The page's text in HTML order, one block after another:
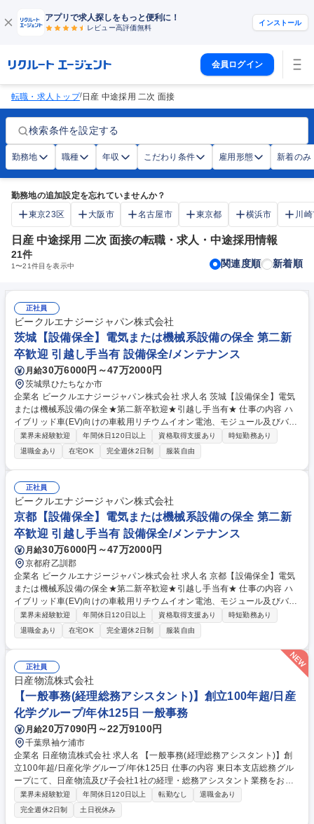
アプリで求人探しをもっと便利に！
レビュー高評価無料
インストール
会員ログイン
転職・求人トップ/日産 中途採用 二次 面接
検索条件を設定する
勤務地 職種 年収 こだわり条件 雇用形態 新着のみ
勤務地の追加設定を忘れていませんか？
東京23区
大阪市 名古屋市 東京都 横浜市 川
日産 中途採用 二次 面接の転職・求人・中途採用情報
21件
1〜21件目を表示中 関連度順 新着順
正社員
ビークルエナジージャパン株式会社
茨城【設備保全】電気または機械系設備の保全 第二新
卒歓迎 引越し手当有 設備保全/メンテナンス
月給30万6000円～47万2000円
茨城県ひたちなか市
企業名 ビークルエナジージャパン株式会社 求人名 茨城【設備保全】電気
または機械系設備の保全★第二新卒歓迎★引越し手当有★ 仕事の内容 ハ
イブリッド車(EV)向けの車載用リチウムイオン電池、モジュール及びバッ
テリーマネジメントシステムの開発、製造、および販売をしている当社に
て設備保全での業務をお任せします。★未経験歓迎★ 【詳細】OJT形式で
先輩社員から仕事を教わり、以下の業務をご経験に応じてお任せしていき
ます。■機械系・電気系設備の事後保全、予防保全、予知保全。■組立てラ
インのプロセス要因解析や対策の実施、データ解析によるトラブル未然防
止(ドカ停/チョコ停)など 【採用背景】事業拡大に伴い、保全力の強化と設
備技術系の取組みを強化＆組織拡大を企図した採用です。※建物の改変を
伴う業務は含みません。 募集職種 茨城【設備保全】電気または機械系設
備の保全★第二新卒歓迎★引越し手当有★
業界未経験歓迎 年間休日120日以上 資格取得支援あり
時短勤務あり
退職金あり
在宅OK 完全週休2日制 服装自由
正社員
ビークルエナジージャパン株式会社
京都【設備保全】電気または機械系設備の保全 第二新
卒歓迎 引越し手当有 設備保全/メンテナンス
月給30万6000円～47万2000円
京都府乙訓郡
企業名 ビークルエナジージャパン株式会社 求人名 京都【設備保全】電気
または機械系設備の保全★第二新卒歓迎★引越し手当有★ 仕事の内容 ハ
イブリッド車(EV)向けの車載用リチウムイオン電池、モジュール及びバッ
テリーマネジメントシステムの開発、製造、および販売をしている当社に
て設備保全での業務をお任せします。★未経験歓迎★ 【詳細】OJT形式で
先輩社員から仕事を教わり、以下の業務をご経験に応じてお任せしていき
ます。■機械系・電気系設備の事後保全、予防保全、予知保全。■組立てラ
インのプロセス要因解析や対策の実施、データ解析によるトラブル未然防
止(ドカ停/チョコ停)など 【採用背景】事業拡大に伴い、保全力の強化と設
備技術系の取組みを強化＆組織拡大を企図した採用です。※建物の改変を
伴う業務は含みません。 募集職種 京都【設備保全】電気または機械系設
備の保全★第二新卒歓迎★引越し手当有★
業界未経験歓迎 年間休日120日以上 資格取得支援あり
時短勤務あり
退職金あり
在宅OK 完全週休2日制 服装自由
正社員
日産物流株式会社
【一般事務(経理総務アシスタント)】創立100年超/日産
化学グループ/年休125日 一般事務
月給20万7090円～22万9100円
千葉県袖ケ浦市
企業名 日産物流株式会社 求人名 【一般事務(経理総務アシスタント)】創
立100年超/日産化学グループ/年休125日 仕事の内容 東日本支店総務グル
ープにて、日産物流及び子会社1社の経理・総務アシスタント業務をお任
せします。物流業界未経験からでも安心してスタートでき、経理総務の実
務担当者をフォローしながら知識習得いただきます。 ■SAPを用いた伝票
計上■固定資産登録・処分申請■請求書等の整理■雇用・36協定等の行政手
業界未経験歓迎 年間休日120日以上 転勤なし
退職金あり
完全週休2日制
土日祝休み